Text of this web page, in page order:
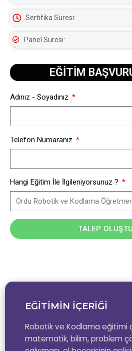
EĞİTİMİN İÇERİĞİ
Robotik ve Kodlama eğitimi
matematik, bilim, problem
Sertifika Süresi:
Panel Süresi:
EĞİTİM
Adınız - Soyadınız
Telefon Numaranız
Hangi Eğitim İle İlgileniyorsunuz ?
TALEP